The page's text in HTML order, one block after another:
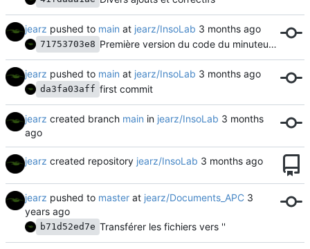
jearz pushed to main at jearz/InsoLab
71753703e8 Première version du code du minuteur et schéma d'implantation.
jearz pushed to main at jearz/InsoLab
da3fa03aff first commit
jearz created branch main in jearz/InsoLab
jearz created repository jearz/InsoLab
jearz pushed to master at jearz/Documents_APC
b71d52ed7e Transférer les fichiers vers ''